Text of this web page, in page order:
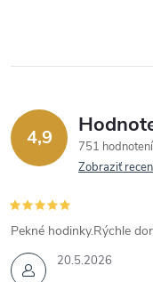
4,9
751
Zobraziť
20.5.2026
Pekné hodinky.Rýchle